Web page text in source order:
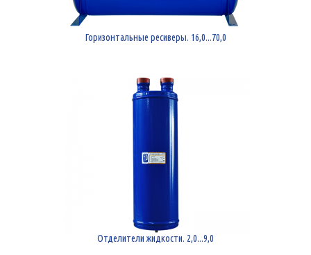
Горизонтальные ресиверы. 16,0...70,0
Отделители жидкости. 2,0...9,0